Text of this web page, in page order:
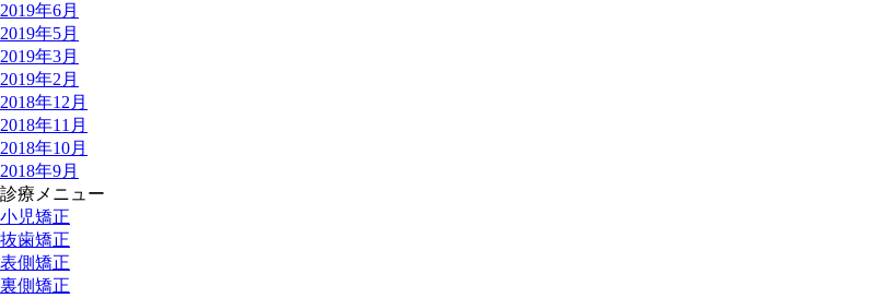
2019年6月
2019年5月
2019年3月
2019年2月
2018年12月
2018年11月
2018年10月
2018年9月
診療メニュー
小児矯正
抜歯矯正
表側矯正
裏側矯正